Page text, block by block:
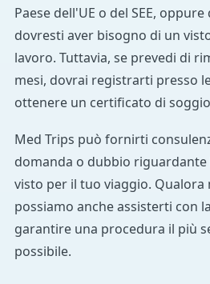
Paese dell'UE o del SEE,
dovresti aver bisogno di un
lavoro. Tuttavia, se prevedi di
mesi, dovrai registrarti presso
ottenere un certificato di
Med Trips può fornirti
domanda o dubbio
visto per il tuo viaggio. Qualora
possiamo anche assisterti con
garantire una procedura il più
possibile.